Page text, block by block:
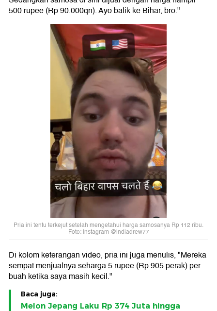
500 rupee (Rp 90.000qn). Ayo balik ke Bihar, bro."
Pria ini tentu terkejut setelah mengetahui harga samosanya Rp 112 ribu.
Foto: Instagram @indiadrew77
Di kolom keterangan video, pria ini juga menulis, "Mereka
sempat menjualnya seharga 5 rupee (Rp 905 perak) per
buah ketika saya masih kecil."
Baca juga:
Melon Jepang Laku Rp 374 Juta hingga